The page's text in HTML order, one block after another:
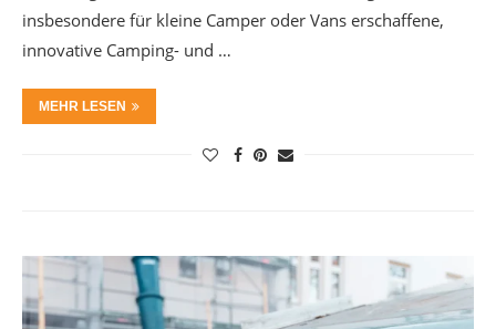
insbesondere für kleine Camper oder Vans erschaffene,
innovative Camping- und …
MEHR LESEN